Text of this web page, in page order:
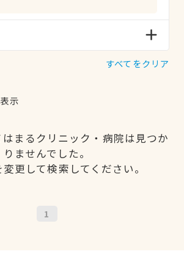
すべてをクリア
示
まるクリニック・病院は見つか
りませんでした。
更して検索してください。
1